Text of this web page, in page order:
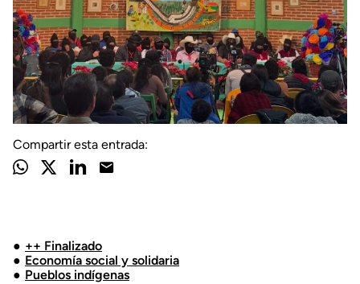
Compartir esta entrada:
++ Finalizado
Economía social y solidaria
Pueblos indígenas